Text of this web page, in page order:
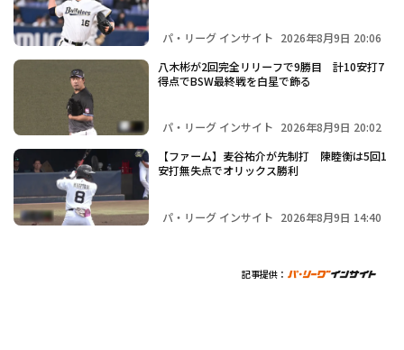
パ・リーグ インサイト 2026年8月9日 20:06
八木彬が2回完全リリーフで9勝目 計10安打7
得点でBSW最終戦を白星で飾る
パ・リーグ インサイト 2026年8月9日 20:02
【ファーム】麦谷祐介が先制打 陳睦衡は5回1
安打無失点でオリックス勝利
パ・リーグ インサイト 2026年8月9日 14:40
記事提供：